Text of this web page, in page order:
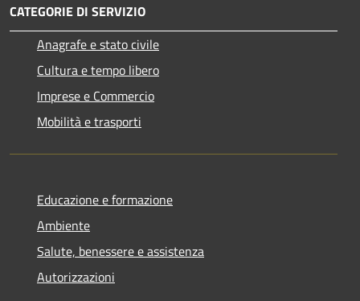
CATEGORIE DI SERVIZIO
Anagrafe e stato civile
Cultura e tempo libero
Imprese e Commercio
Mobilità e trasporti
Educazione e formazione
Ambiente
Salute, benessere e assistenza
Autorizzazioni